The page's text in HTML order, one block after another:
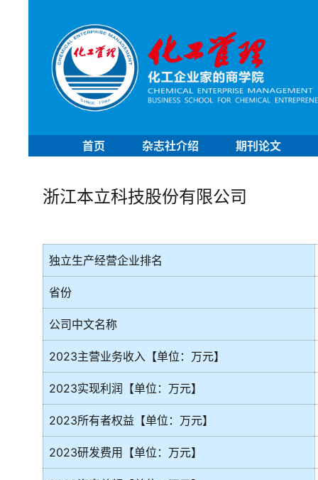
首页 杂志社介绍 期刊论文
浙江本立科技股份有限公司
独立生产经营企业排名
省份
公司中文名称
2023主营业务收入【单位：万元】
2023实现利润【单位：万元】
2023所有者权益【单位：万元】
2023研发费用【单位：万元】